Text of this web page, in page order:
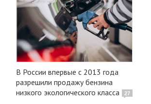
В России впервые с 2013 года
разрешили продажу бензина
низкого экологического класса
27